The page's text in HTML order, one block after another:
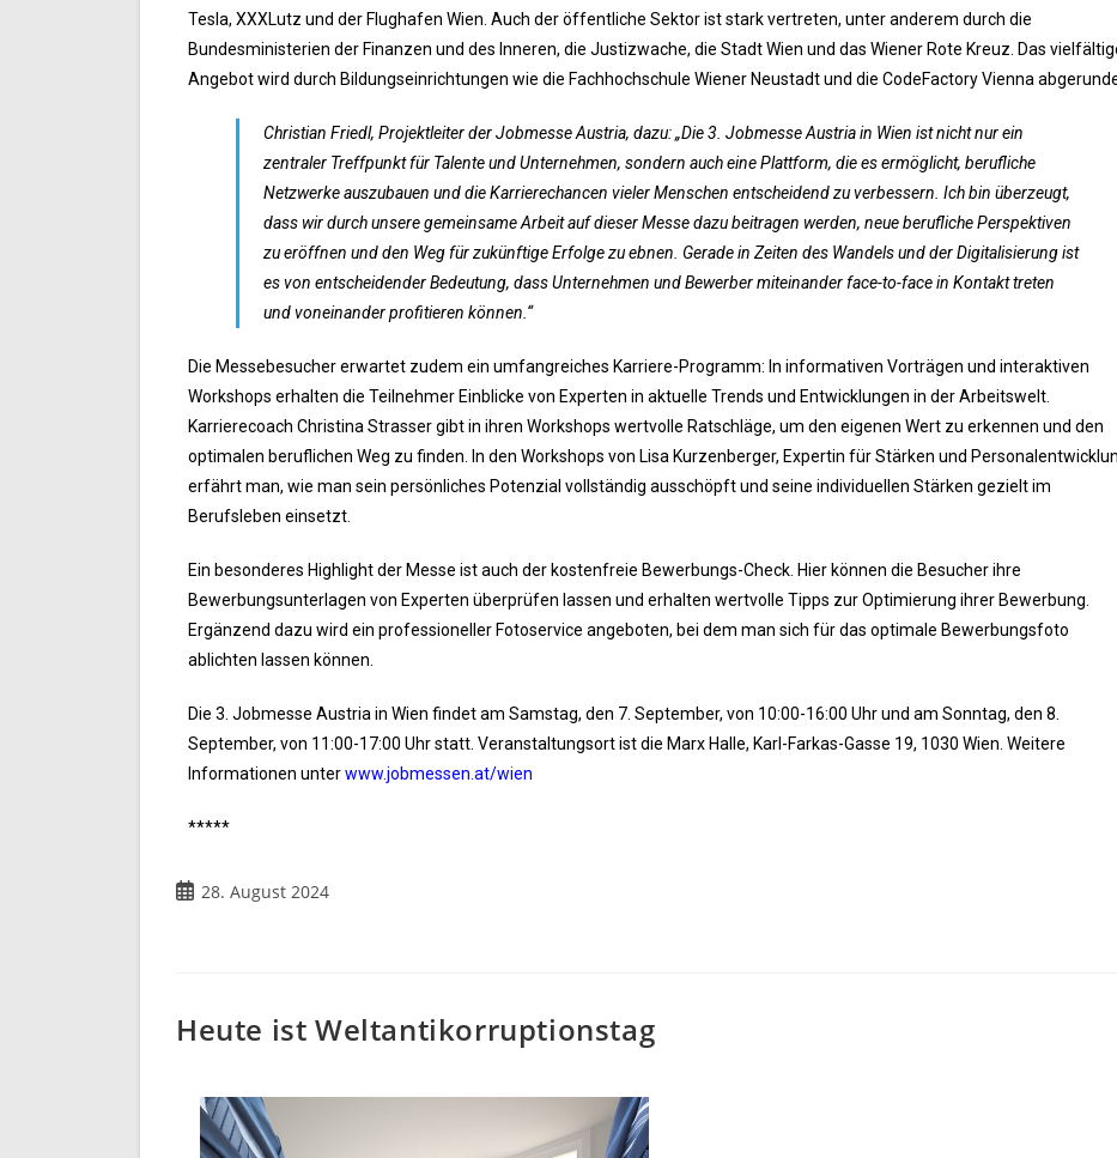
Tesla, XXXLutz und der Flughafen Wien. Auch der öffentliche Sektor ist stark vertreten, unter anderem durch die
Bundesministerien der Finanzen und des Inneren, die Justizwache, die Stadt Wien und das Wiener Rote Kreuz. Das
Angebot wird durch Bildungseinrichtungen wie die Fachhochschule Wiener Neustadt und die CodeFactory Vienna
Christian Friedl, Projektleiter der Jobmesse Austria, dazu: „Die 3. Jobmesse Austria in Wien ist nicht nur ein
zentraler Treffpunkt für Talente und Unternehmen, sondern auch eine Plattform, die es ermöglicht, berufliche
Netzwerke auszubauen und die Karrierechancen vieler Menschen entscheidend zu verbessern. Ich bin überzeugt,
dass wir durch unsere gemeinsame Arbeit auf dieser Messe dazu beitragen werden, neue berufliche Perspektiven
zu eröffnen und den Weg für zukünftige Erfolge zu ebnen. Gerade in Zeiten des Wandels und der Digitalisierung ist
es von entscheidender Bedeutung, dass Unternehmen und Bewerber miteinander face-to-face in Kontakt treten
und voneinander profitieren können.“
Die Messebesucher erwartet zudem ein umfangreiches Karriere-Programm: In informativen Vorträgen und interaktiven
Workshops erhalten die Teilnehmer Einblicke von Experten in aktuelle Trends und Entwicklungen in der Arbeitswelt.
Karrierecoach Christina Strasser gibt in ihren Workshops wertvolle Ratschläge, um den eigenen Wert zu erkennen und den
optimalen beruflichen Weg zu finden. In den Workshops von Lisa Kurzenberger, Expertin für Stärken und
erfährt man, wie man sein persönliches Potenzial vollständig ausschöpft und seine individuellen Stärken gezielt im
Berufsleben einsetzt.
Ein besonderes Highlight der Messe ist auch der kostenfreie Bewerbungs-Check. Hier können die Besucher ihre
Bewerbungsunterlagen von Experten überprüfen lassen und erhalten wertvolle Tipps zur Optimierung ihrer Bewerbung.
Ergänzend dazu wird ein professioneller Fotoservice angeboten, bei dem man sich für das optimale Bewerbungsfoto
ablichten lassen können.
Die 3. Jobmesse Austria in Wien findet am Samstag, den 7. September, von 10:00-16:00 Uhr und am Sonntag, den 8.
September, von 11:00-17:00 Uhr statt. Veranstaltungsort ist die Marx Halle, Karl-Farkas-Gasse 19, 1030 Wien. Weitere
Informationen unterwww.jobmessen.at/wien
*****
28. August 2024
Heute ist Weltantikorruptionstag